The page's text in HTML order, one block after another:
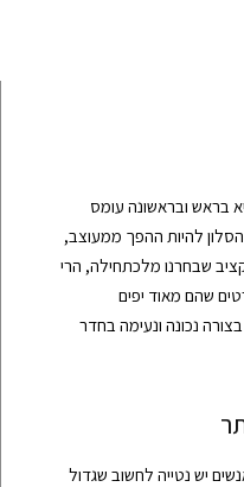
בראש ובראשונה עומס
להיות ההפך ממעוצב,
שבחרנו מלכתחילה, הרי
שהם מאוד יפים
נכונה ונעימה בחדר
יש נטייה לחשוב שגדול